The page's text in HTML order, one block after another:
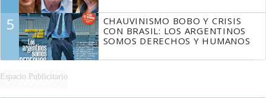
5
CHAUVINISMO BOBO Y CRISIS
CON BRASIL: LOS ARGENTINOS
SOMOS DERECHOS Y HUMANOS
Espacio Publicitario